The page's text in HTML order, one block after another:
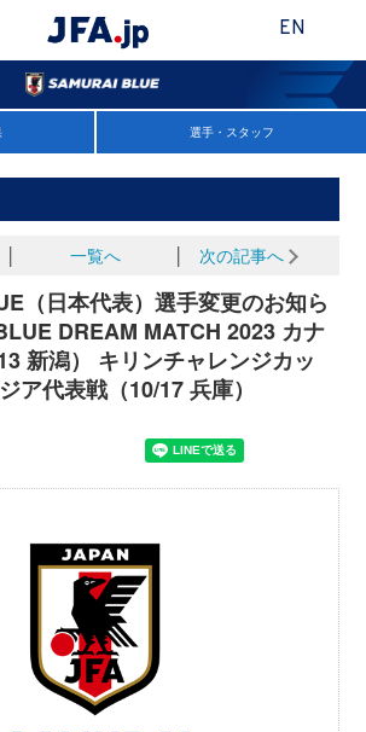
EN
選手・スタッフ
一覧へ 次の記事へ
（日本代表）選手変更のお知ら
DREAM MATCH 2023 カナ
新潟） キリンチャレンジカッ
ア代表戦（10/17 兵庫）